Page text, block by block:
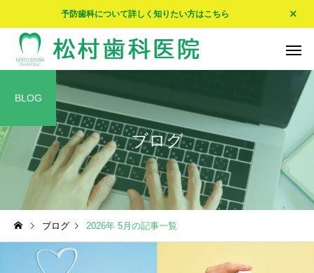
予防歯科について詳しく知りたい方はこちら
予防歯科 入れ歯・
Doctor’s Blog
☀エアコンが…☀
Doctor’s Blog
🍵我が家の家紋🍵
ブログ
BLOG
ブログ 2026年 5月の記事一覧